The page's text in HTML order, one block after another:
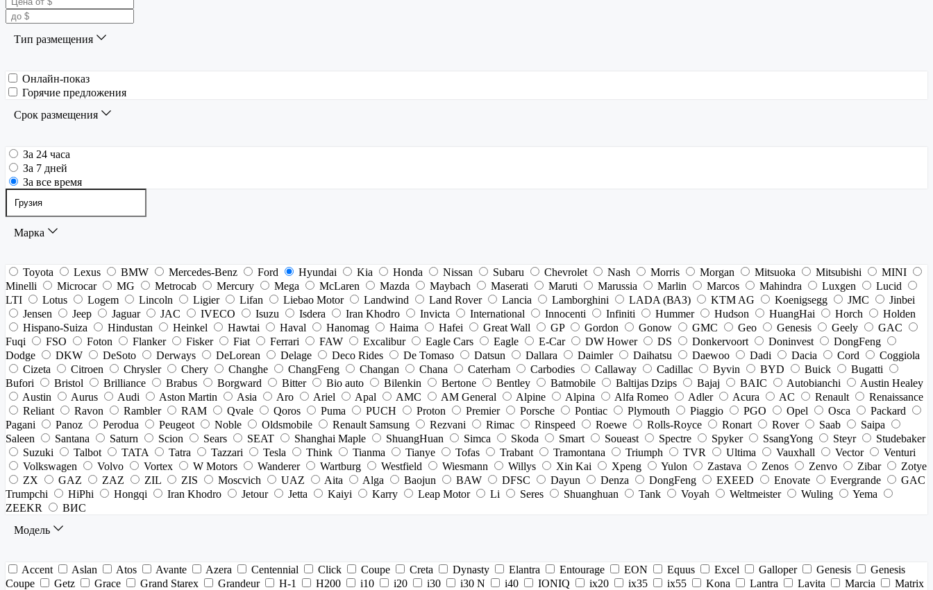
Тип размещения
Онлайн-показ
Горячие предложения
Срок размещения
За 24 часа
За 7 дней
За все время
Марка
Toyota Lexus BMW Mercedes-Benz Ford Hyundai Kia Honda Nissan Subaru Chevrolet Nash Morris Morgan Mitsuoka Mitsubishi
MINI
Minelli
Microcar MG Metrocab Mercury Mega McLaren Mazda Maybach Maserati Maruti Marussia Marlin Marcos Mahindra Luxgen
Lucid
LTI
Lotus Logem Lincoln Ligier Lifan Liebao Motor Landwind Land Rover Lancia Lamborghini LADA (ВАЗ) KTM AG Koenigsegg JMC
Jinbei
Jensen
Jeep Jaguar JAC IVECO Isuzu Isdera Iran Khodro Invicta International Innocenti Infiniti Hummer Hudson HuangHai Horch
Holden
Hispano-Suiza
Hindustan Heinkel Hawtai Haval Hanomag Haima Hafei Great Wall GP Gordon Gonow GMC Geo Genesis Geely
GAC
Fuqi
FSO Foton Flanker Fisker Fiat Ferrari FAW Excalibur Eagle Cars Eagle E-Car DW Hower DS Donkervoort Doninvest
DongFeng
Dodge
DKW DeSoto Derways DeLorean Delage Deco Rides De Tomaso Datsun Dallara Daimler Daihatsu Daewoo Dadi Dacia Cord
Coggiola
Cizeta
Citroen Chrysler Chery Changhe ChangFeng Changan Chana Caterham Carbodies Callaway Cadillac Byvin BYD Buick
Bugatti
Bufori
Bristol Brilliance Brabus Borgward Bitter Bio auto Bilenkin Bertone Bentley Batmobile Baltijas Dzips Bajaj BAIC Autobianchi
Austin Healey
Austin
Aurus Audi Aston Martin Asia Aro Ariel Apal AMC AM General Alpine Alpina Alfa Romeo Adler Acura AC Renault
Renaissance
Reliant
Ravon Rambler RAM Qvale Qoros Puma PUCH Proton Premier Porsche Pontiac Plymouth Piaggio PGO Opel Osca
Packard
Pagani
Panoz Perodua Peugeot Noble Oldsmobile Renault Samsung Rezvani Rimac Rinspeed Roewe Rolls-Royce Ronart Rover Saab
Saipa
Saleen
Santana Saturn Scion Sears SEAT Shanghai Maple ShuangHuan Simca Skoda Smart Soueast Spectre Spyker SsangYong Steyr
Studebaker
Suzuki
Talbot TATA Tatra Tazzari Tesla Think Tianma Tianye Tofas Trabant Tramontana Triumph TVR Ultima Vauxhall Vector
Venturi
Volkswagen
Volvo Vortex W Motors Wanderer Wartburg Westfield Wiesmann Willys Xin Kai Xpeng Yulon Zastava Zenos Zenvo Zibar
Zotye
ZX
GAZ ZAZ ZIL ZIS Moscvich UAZ Aita Alga Baojun BAW DFSC Dayun Denza DongFeng EXEED Enovate Evergrande
GAC
Trumpchi
HiPhi Hongqi Iran Khodro Jetour Jetta Kaiyi Karry Leap Motor Li Seres Shuanghuan Tank Voyah Weltmeister Wuling
Yema
ZEEKR
ВИС
Модель
Accent Aslan Atos Avante Azera Centennial Click Coupe Creta Dynasty Elantra Entourage EON Equus Excel Galloper Genesis
Genesis
Coupe
Getz Grace Grand Starex Grandeur H-1 H200 i10 i20 i30 i30 N i40 IONIQ ix20 ix35 ix55 Kona Lantra Lavita Marcia
Matrix